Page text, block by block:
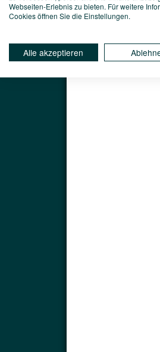
KAMPANIEN |
Webseiten-Erlebnis zu bieten. Für weitere
Cookies öffnen Sie die Einstellungen.
Alle akzeptieren